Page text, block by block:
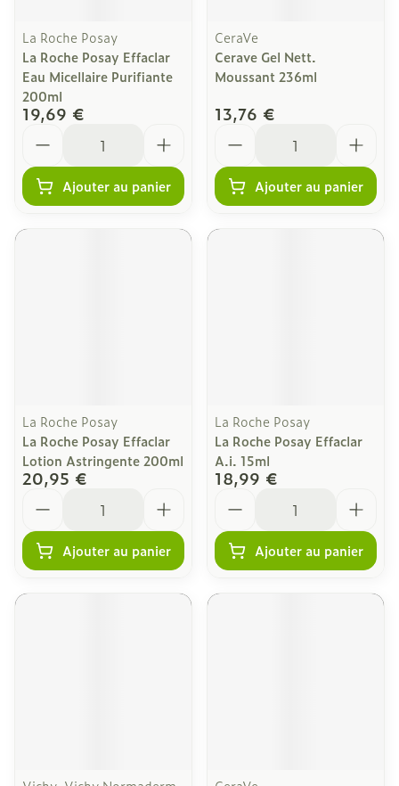
La Roche Posay
La Roche Posay Effaclar
Eau Micellaire Purifiante
200ml
19,69 €
Ajouter au panier
CeraVe
Cerave Gel Nett.
Moussant 236ml
13,76 €
Ajouter au panier
La Roche Posay
La Roche Posay Effaclar
Lotion Astringente 200ml
20,95 €
Ajouter au panier
La Roche Posay
La Roche Posay Effaclar
A.i. 15ml
18,99 €
Ajouter au panier